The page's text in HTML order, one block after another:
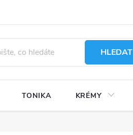
HLEDAT
TONIKA KRÉMY